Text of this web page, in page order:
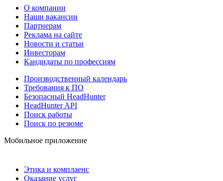
О компании
Наши вакансии
Партнерам
Реклама на сайте
Новости и статьи
Инвесторам
Кандидаты по профессиям
Производственный календарь
Требования к ПО
Безопасный HeadHunter
HeadHunter API
Поиск работы
Поиск по резюме
Мобильное приложение
Этика и комплаенс
Оказание услуг